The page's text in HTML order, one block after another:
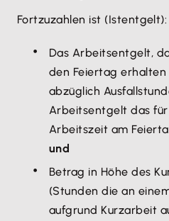
Fortzuzahlen ist (Istentgelt):
Das Arbeitsentgelt,
den Feiertag
abzüglich
Arbeitsentgelt das
Arbeitszeit am
und
Betrag in Höhe des
(Stunden die an
aufgrund Kurzarbeit